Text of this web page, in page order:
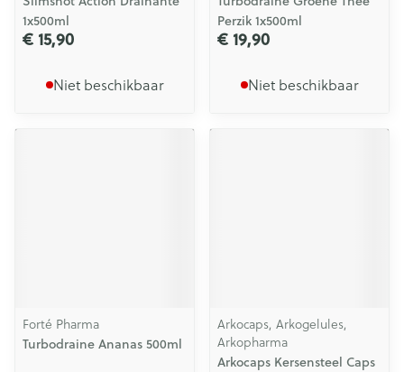
1x500ml
€ 15,90
Niet beschikbaar
Perzik 1x500ml
€ 19,90
Niet beschikbaar
Forté Pharma
Turbodraine Ananas 500ml
Arkocaps, Arkogelules,
Arkopharma
Arkocaps Kersensteel Caps